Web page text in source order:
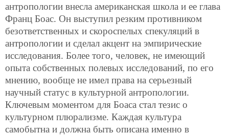
антропологии внесла американская школа и ее глава
Франц Боас. Он выступил резким противником
безответственных и скороспелых спекуляций в
антропологии и сделал акцент на эмпирические
исследования. Более того, человек, не имеющий
опыта собственных полевых исследований, по его
мнению, вообще не имел права на серьезный
научный статус в культурной антропологии.
Ключевым моментом для Боаса стал тезис о
культурном плюрализме. Каждая культура
самобытна и должна быть описана именно в